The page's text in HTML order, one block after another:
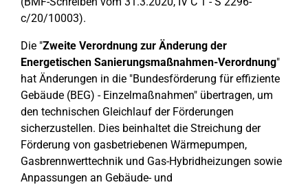
c/20/10003).
Die "Zweite Verordnung zur Änderung der
Energetischen Sanierungsmaßnahmen-Verordnung"
hat Änderungen in die "Bundesförderung für effiziente
Gebäude (BEG) - Einzelmaßnahmen" übertragen, um
den technischen Gleichlauf der Förderungen
sicherzustellen. Dies beinhaltet die Streichung der
Förderung von gasbetriebenen Wärmepumpen,
Gasbrennwerttechnik und Gas-Hybridheizungen sowie
Anpassungen an Gebäude- und